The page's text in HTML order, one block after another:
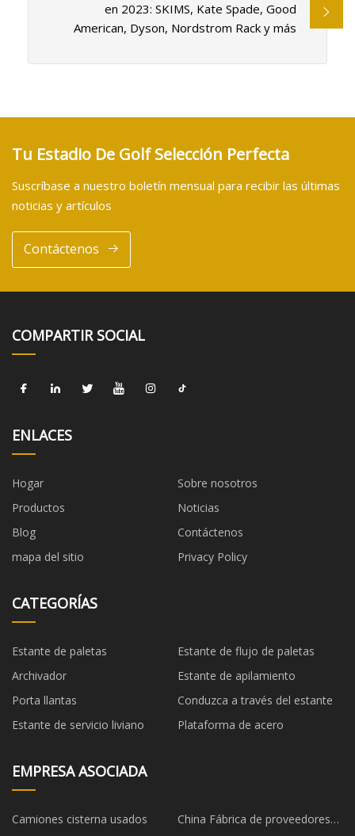
en 2023: SKIMS, Kate Spade, Good
American, Dyson, Nordstrom Rack y más
Tu Estadio De Golf Selección Perfecta
Suscríbase a nuestro boletín mensual para recibir las últimas
noticias y artículos
Contáctenos
COMPARTIR SOCIAL
ENLACES
Hogar
Sobre nosotros
Productos
Noticias
Blog
Contáctenos
mapa del sitio
Privacy Policy
CATEGORÍAS
Estante de paletas
Estante de flujo de paletas
Archivador
Estante de apilamiento
Porta llantas
Conduzca a través del estante
Estante de servicio liviano
Plataforma de acero
EMPRESA ASOCIADA
Camiones cisterna usados
China Fábrica de proveedores